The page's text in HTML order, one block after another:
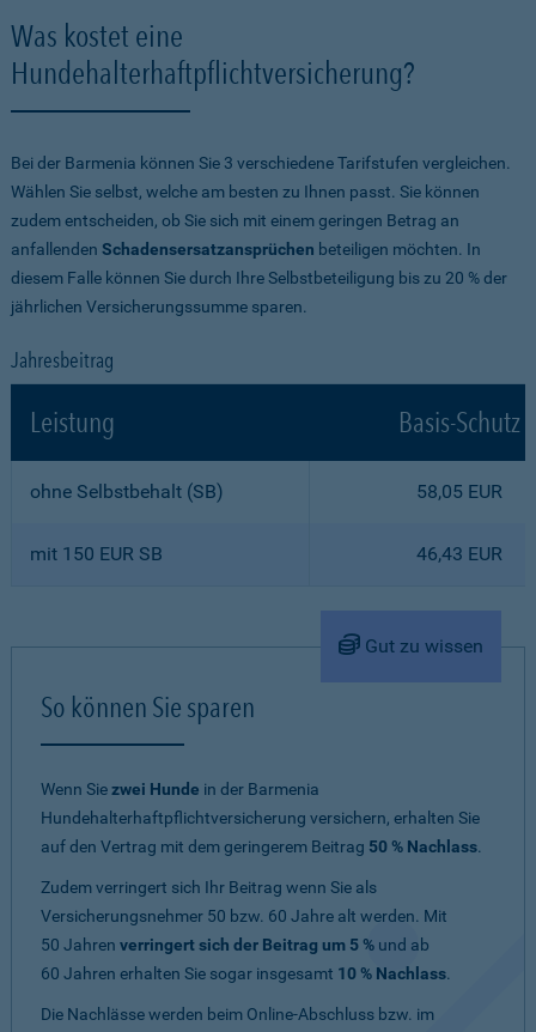
Was kostet eine
Hundehalterhaftpflichtversicherung?
Bei der Barmenia können Sie 3 verschiedene Tarifstufen vergleichen.
Wählen Sie selbst, welche am besten zu Ihnen passt. Sie können
zudem entscheiden, ob Sie sich mit einem geringen Betrag an
anfallenden Schadensersatzansprüchen beteiligen möchten. In
diesem Falle können Sie durch Ihre Selbstbeteiligung bis zu 20 % der
jährlichen Versicherungssumme sparen.
Jahresbeitrag
Leistung Basis-Schutz
ohne Selbstbehalt (SB) 58,05 EUR
mit 150 EUR SB 46,43 EUR
Gut zu wissen
So können Sie sparen
Wenn Siezwei Hunde in der Barmenia
Hundehalterhaftpflichtversicherung versichern, erhalten Sie
auf den Vertrag mit dem geringerem Beitrag 50 % Nachlass.
Zudem verringert sich Ihr Beitrag wenn Sie als
Versicherungsnehmer 50 bzw. 60 Jahre alt werden. Mit
50 Jahren verringert sich der Beitrag um 5 % und ab
60 Jahren erhalten Sie sogar insgesamt 10 % Nachlass.
Die Nachlässe werden beim Online-Abschluss bzw. im